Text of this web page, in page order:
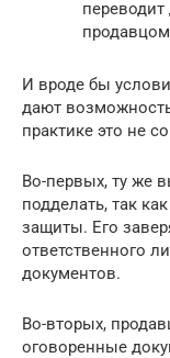
переводит
И вроде бы
дают
практике это не
Во-первых, ту же
подделать, так
защиты. Его
ответственного
документов.
Во-вторых,
оговоренные